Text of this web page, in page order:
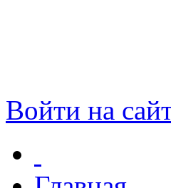
Войти на